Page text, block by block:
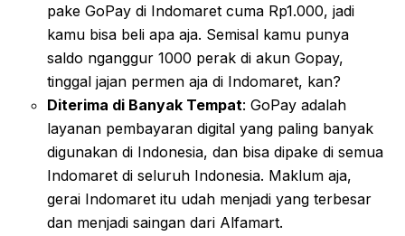
pake GoPay di Indomaret cuma Rp1.000, jadi
kamu bisa beli apa aja. Semisal kamu punya
saldo nganggur 1000 perak di akun Gopay,
tinggal jajan permen aja di Indomaret, kan?
Diterima di Banyak Tempat: GoPay adalah
layanan pembayaran digital yang paling banyak
digunakan di Indonesia, dan bisa dipake di semua
Indomaret di seluruh Indonesia. Maklum aja,
gerai Indomaret itu udah menjadi yang terbesar
dan menjadi saingan dari Alfamart.